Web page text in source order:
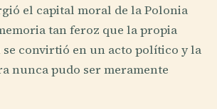
el capital moral de la Polonia
tan feroz que la propia
convirtió en un acto político y la
nunca pudo ser meramente